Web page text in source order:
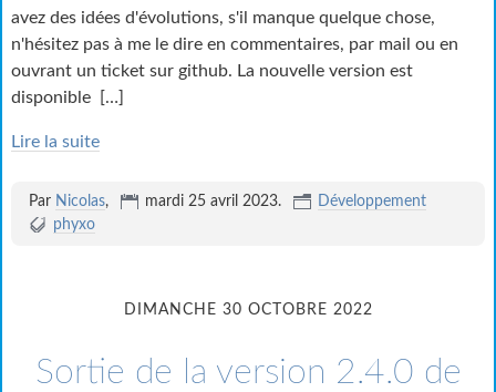
avez des idées d'évolutions, s'il manque quelque chose,
n'hésitez pas à me le dire en commentaires, par mail ou en
ouvrant un ticket sur github. La nouvelle version est
disponible
[…]
Lire la suite
Par Nicolas, mardi 25 avril 2023.
Développement
phyxo
DIMANCHE 30 OCTOBRE 2022
Sortie de la version 2.4.0 de